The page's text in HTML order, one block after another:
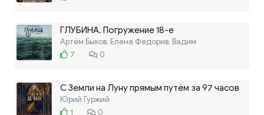
ГЛУБИНА. Погружение 18-е
Артём Быков, Елена Федорив, Вадим
7
0
С Земли на Луну прямым путём за 97 часов
20 минут
Юрий Гуржий
1
0